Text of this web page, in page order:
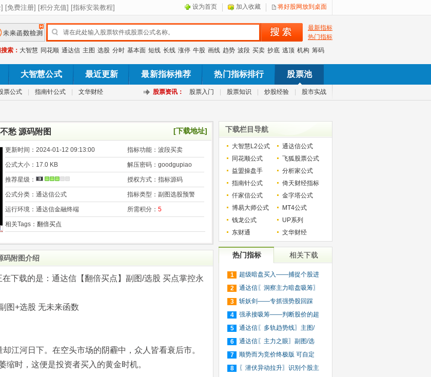
设为首页 加入收藏 将好股网放到桌面
最新指标
热门指标
索： 大智慧 同花顺 通达信 主图 选股 分时 基本面 短线 长线 涨停 牛股 画线 趋势 波段 买卖 抄底 逃顶 机构 筹码
大智慧公式 最近更新 最新指标推荐 热门指标排行 股票池
票公式 指南针公式 文华财经 股票资讯： 股票入门 股票知识 炒股经验 股市实战
愁 源码附图 [下载地址]
更新时间： 2024-01-12 09:13:00 指标功能： 波段买卖
公式大小： 17.0 KB 解压密码： goodgupiao
推荐星级： 授权方式： 指标源码
公式分类： 通达信公式 指标类型： 副图选股预警
运行环境： 通达信金融终端 所需积分： 5
相关Tags： 翻倍买点
码附图介绍
下载的是：通达信【翻倍买点】副图/选股 买点掌控永
图+选股 无未来函数
江河日下。在空头市场的阴霾中，众人皆看衰后市。
时，这便是投资者买入的黄金时机。
下载栏目导航
大智慧L2公式
通达信公式
同花顺公式
飞狐股票公式
益盟操盘手
分析家公式
指南针公式
倚天财经指标
仟家信公式
金字塔公式
博易大师公式
MT4公式
钱龙公式
UP系列
东财通
文华财经
热门指标 相关下载
1
超级暗盘买入——捕捉个股进
入
2
通达信〖洞察主力暗盘吸筹〗
捕
3
斩妖剑——专抓强势股回踩
20日
4
强承接吸筹——判断股价的超
买
5
通达信〖多轨趋势线〗主图/
选
6
通达信〖主力之眼〗副图/选
股
7
顺势而为竞价终极版 可自定
义
8
〖潜伏异动拉升〗识别个股主